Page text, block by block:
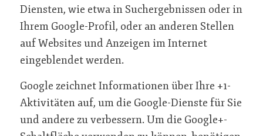
Diensten, wie etwa in Suchergebnissen oder in
Ihrem Google-Profil, oder an anderen Stellen
auf Websites und Anzeigen im Internet
eingeblendet werden.
Google zeichnet Informationen über Ihre +1-
Aktivitäten auf, um die Google-Dienste für Sie
und andere zu verbessern. Um die Google+-